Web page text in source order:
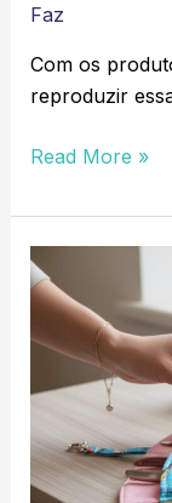
Faz
Com os
reproduzir
Read More »
Kit
Manicure
tecido